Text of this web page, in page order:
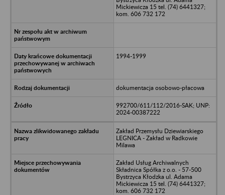
Mickiewicza 15 tel. (74) 6441327;
kom. 606 732 172
1994-1999
dokumentacja osobowo-płacowa
992700/611/112/2016-SAK; UNP:
2024-00387222
Zakład Przemysłu Dziewiarskiego
LEGNICA - Zakład w Radkowie
Milawa
Zakład Usług Archiwalnych
Składnica Spółka z o.o. - 57-500
Bystrzyca Kłodzka ul. Adama
Mickiewicza 15 tel. (74) 6441327;
kom. 606 732 172